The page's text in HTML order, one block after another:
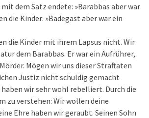
mit dem Satz endete: »Barabbas aber war
die Kinder: »Badegast aber war ein
die Kinder mit ihrem Lapsus nicht. Wir
dem Barabbas. Er war ein Aufrührer,
Mögen wir uns dieser Straftaten
Justiz nicht schuldig gemacht
wir sehr wohl rebelliert. Durch die
zu verstehen: Wir wollen deine
Ehre haben wir geraubt. Seinen Sohn